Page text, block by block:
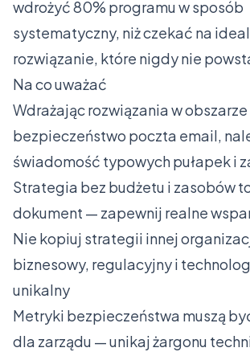
wdrożyć 80% programu w sposób
systematyczny, niż czekać na
rozwiązanie, które nigdy nie
Na co uważać
Wdrażając rozwiązania w obszarze
bezpieczeństwo poczta email,
świadomość typowych pułapek i
Strategia bez budżetu i zasobów
dokument — zapewnij realne
Nie kopiuj strategii innej
biznesowy, regulacyjny i
unikalny
Metryki bezpieczeństwa muszą
dla zarządu — unikaj żargonu